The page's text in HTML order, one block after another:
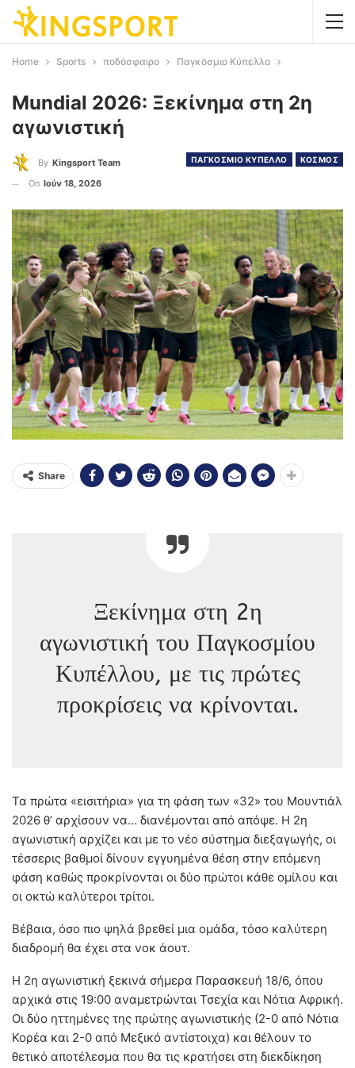
Home Sports ποδόσφαιρο Παγκόσμιο Κύπελλο
Mundial 2026: Ξεκίνημα στη 2η
αγωνιστική
ΠΑΓΚΟΣΜΙΟ ΚΥΠΕΛΛΟ ΚΟΣΜΟΣ
By Kingsport Team
On Ιούν 18, 2026
Share
Ξεκίνημα στη 2η
αγωνιστική του Παγκοσμίου
Κυπέλλου, με τις πρώτες
προκρίσεις να κρίνονται.
Τα πρώτα «εισιτήρια» για τη φάση των «32» του Μουντιάλ
2026 θ’ αρχίσουν να… διανέμονται από απόψε. Η 2η
αγωνιστική αρχίζει και με το νέο σύστημα διεξαγωγής, οι
τέσσερις βαθμοί δίνουν εγγυημένα θέση στην επόμενη
φάση καθώς προκρίνονται οι δύο πρώτοι κάθε ομίλου και
οι οκτώ καλύτεροι τρίτοι.
Βέβαια, όσο πιο ψηλά βρεθεί μια ομάδα, τόσο καλύτερη
διαδρομή θα έχει στα νοκ άουτ.
Η 2η αγωνιστική ξεκινά σήμερα Παρασκευή 18/6, όπου
αρχικά στις 19:00 αναμετρώνται Τσεχία και Νότια Αφρική.
Οι δύο ηττημένες της πρώτης αγωνιστικής (2-0 από Νότια
Κορέα και 2-0 από Μεξικό αντίστοιχα) και θέλουν το
θετικό αποτέλεσμα που θα τις κρατήσει στη διεκδίκηση